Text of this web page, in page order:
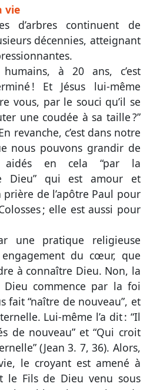
vie
d’arbres continuent de
décennies, atteignant
à 20 ans, c’est
! Et Jésus lui-même
vous, par le souci qu’il se
une coudée à sa taille ?”
revanche, c’est dans notre
nous pouvons grandir de
en cela “par la
Dieu” qui est amour et
prière de l’apôtre Paul pour
; elle est aussi pour
une pratique religieuse
du cœur, que
à connaître Dieu. Non, la
Dieu commence par la foi
fait “naître de nouveau”, et
Lui-même l’a dit : “Il
de nouveau” et “Qui croit
(Jean 3. 7, 36). Alors,
le croyant est amené à
le Fils de Dieu venu sous